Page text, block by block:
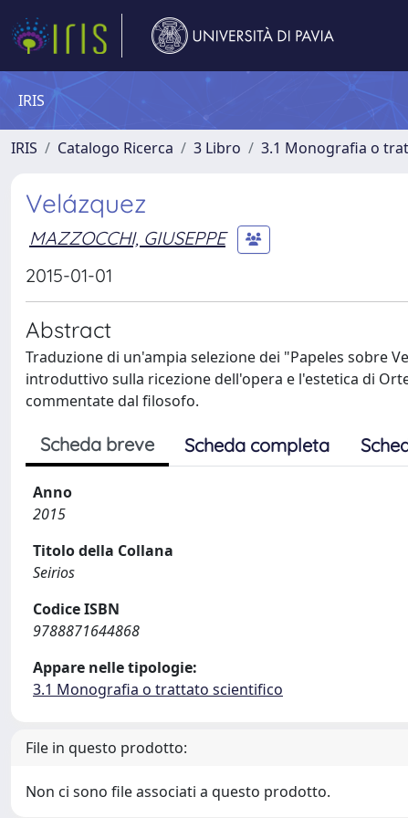
IRIS
IRIS Catalogo Ricerca 3 Libro 3.1 Monografia o
Velázquez
MAZZOCCHI, GIUSEPPE
2015-01-01
Abstract
Traduzione di un'ampia selezione dei "Papeles sobre
introduttivo sulla ricezione dell'opera e l'estetica di
commentate dal filosofo.
Scheda breve Scheda completa
Anno
2015
Titolo della Collana
Seirios
Codice ISBN
9788871644868
Appare nelle tipologie:
3.1 Monografia o trattato scientifico
File in questo prodotto:
Non ci sono file associati a questo prodotto.